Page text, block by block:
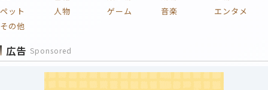
ペット
人物 ゲーム 音楽
エンタメ
その他
広告 Sponsored